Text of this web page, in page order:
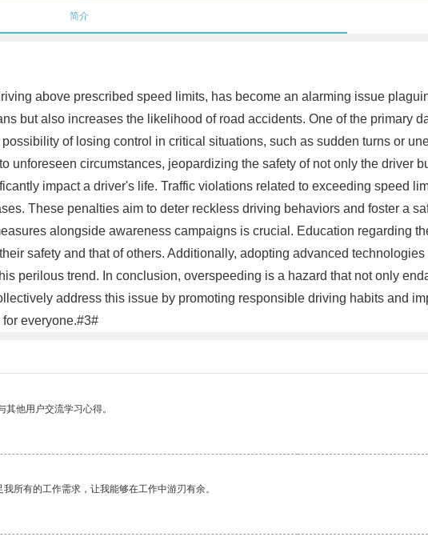
简介
above prescribed speed limits, has become an alarming issue
but also increases the likelihood of road accidents. One of the primary
of losing control in critical situations, such as sudden turns or
unforeseen circumstances, jeopardizing the safety of not only the driver
impact a driver's life. Traffic violations related to exceeding speed
These penalties aim to deter reckless driving behaviors and foster a
alongside awareness campaigns is crucial. Education regarding
safety and that of others. Additionally, adopting advanced
perilous trend. In conclusion, overspeeding is a hazard that not only
address this issue by promoting responsible driving habits and
everyone.#3#
他用户交流学习心得。
所有的工作需求，让我能够在工作中游刃有余。